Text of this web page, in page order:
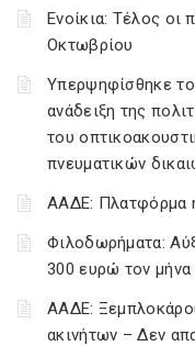
Ενοίκια: Τέλος οι
Οκτωβρίου
Υπερψηφίσθηκε το
ανάδειξη της
του
πνευματικών
ΑΑΔΕ: Πλατφόρμα
Φιλοδωρήματα:
300 ευρώ τον
ΑΑΔΕ:
ακινήτων – Δεν